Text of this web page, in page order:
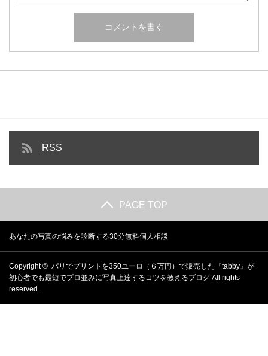
RSS
PAGE TOP
あなたの写真の悩みを診断する30分無料個人相談
Copyright © パリでプリントを350ユーロ（６万円）で販売した『tabby』が
初心者でも最短でプロ並みに写真上達するコツを教えるブログ All rights
reserved.